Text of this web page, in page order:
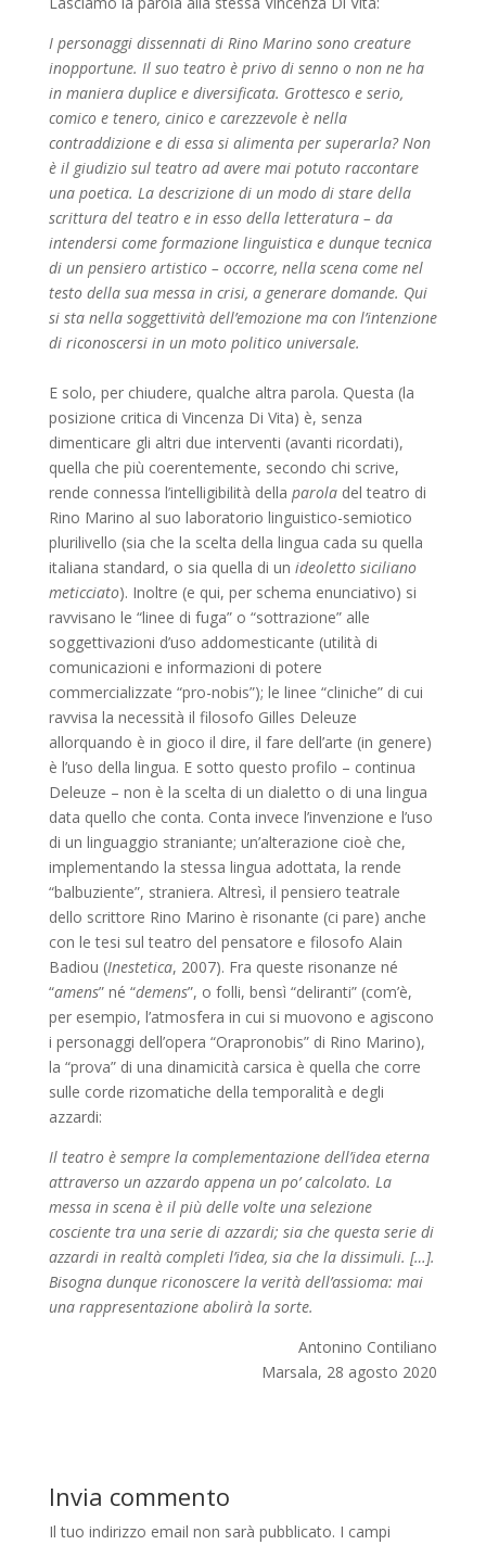
I personaggi dissennati di Rino Marino sono creature
inopportune. Il suo teatro è privo di senno o non ne ha
in maniera duplice e diversificata. Grottesco e serio,
comico e tenero, cinico e carezzevole è nella
contraddizione e di essa si alimenta per superarla? Non
è il giudizio sul teatro ad avere mai potuto raccontare
una poetica. La descrizione di un modo di stare della
scrittura del teatro e in esso della letteratura – da
intendersi come formazione linguistica e dunque tecnica
di un pensiero artistico – occorre, nella scena come nel
testo della sua messa in crisi, a generare domande. Qui
si sta nella soggettività dell’emozione ma con l’intenzione
di riconoscersi in un moto politico universale.
E solo, per chiudere, qualche altra parola. Questa (la
posizione critica di Vincenza Di Vita) è, senza
dimenticare gli altri due interventi (avanti ricordati),
quella che più coerentemente, secondo chi scrive,
rende connessa l’intelligibilità della paroladel teatro di
Rino Marino al suo laboratorio linguistico-semiotico
plurilivello (sia che la scelta della lingua cada su quella
italiana standard, o sia quella di un ideoletto siciliano
meticciato). Inoltre (e qui, per schema enunciativo) si
ravvisano le “linee di fuga” o “sottrazione” alle
soggettivazioni d’uso addomesticante (utilità di
comunicazioni e informazioni di potere
commercializzate “pro-nobis”); le linee “cliniche” di cui
ravvisa la necessità il filosofo Gilles Deleuze
allorquando è in gioco il dire, il fare dell’arte (in genere)
è l’uso della lingua. E sotto questo profilo – continua
Deleuze – non è la scelta di un dialetto o di una lingua
data quello che conta. Conta invece l’invenzione e l’uso
di un linguaggio straniante; un’alterazione cioè che,
implementando la stessa lingua adottata, la rende
“balbuziente”, straniera. Altresì, il pensiero teatrale
dello scrittore Rino Marino è risonante (ci pare) anche
con le tesi sul teatro del pensatore e filosofo Alain
Badiou (Inestetica, 2007). Fra queste risonanze né
“amens” né “demens”, o folli, bensì “deliranti” (com’è,
per esempio, l’atmosfera in cui si muovono e agiscono
i personaggi dell’opera “Orapronobis” di Rino Marino),
la “prova” di una dinamicità carsica è quella che corre
sulle corde rizomatiche della temporalità e degli
azzardi:
Il teatro è sempre la complementazione dell’idea eterna
attraverso un azzardo appena un po’ calcolato. La
messa in scena è il più delle volte una selezione
cosciente tra una serie di azzardi; sia che questa serie di
azzardi in realtà completi l’idea, sia che la dissimuli. […].
Bisogna dunque riconoscere la verità dell’assioma: mai
una rappresentazione abolirà la sorte.
Antonino Contiliano
Marsala, 28 agosto 2020
Invia commento
Il tuo indirizzo email non sarà pubblicato. I campi